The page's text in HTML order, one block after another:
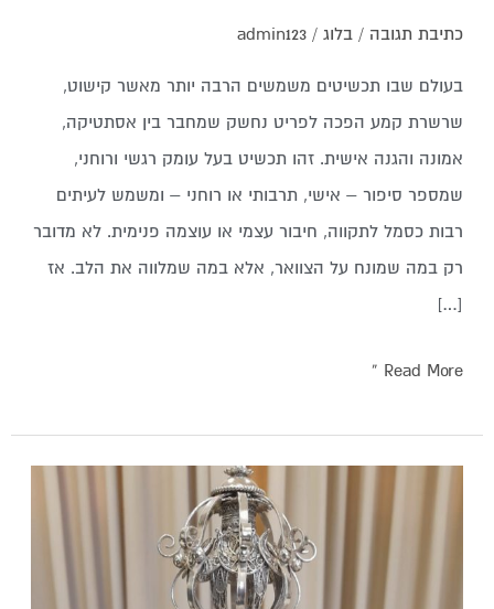
כתיבת תגובה / בלוג/
admin123
בעולם שבו תכשיטים משמשים הרבה יותר מאשר קישוט,
שרשרת קמע הפכה לפריט נחשק שמחבר בין אסתטיקה,
אמונה והגנה אישית. זהו תכשיט בעל עומק רגשי ורוחני,
שמספר סיפור – אישי, תרבותי או רוחני – ומשמש לעיתים
רבות כסמל לתקווה, חיבור עצמי או עוצמה פנימית. לא מדובר
רק במה שמונח על הצוואר, אלא במה שמלווה את הלב. אז
[…]
Read More »